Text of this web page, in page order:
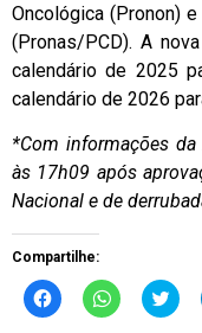
Oncológica (Pronon)
(Pronas/PCD). A
calendário de 2025
calendário de 2026
*Com informações
às 17h09 após
Nacional e de
Compartilhe:
Clique
para
Clique
para para